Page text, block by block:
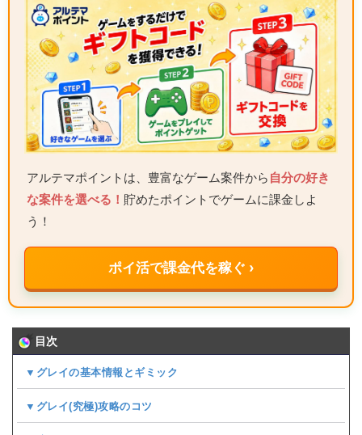
アルテマポイントは、豊富なゲーム案件から 自分の好き
な案件を選べる！ 貯めたポイントでゲームに課金しよ
う！
ポイ活で課金代を稼ぐ ›
目次
▼グレイの基本情報とギミック
▼グレイ(究極)攻略のコツ